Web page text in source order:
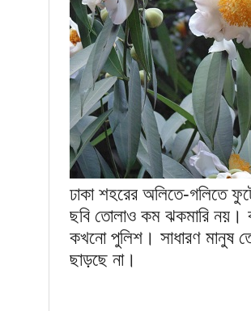
ঢাকা শহরের অলিতে-গলিতে
ছবি তোলাও কম ঝকমারি নয়।
কখনো পুলিশ। সাধারণ মানুষ
ছাড়ছে না।